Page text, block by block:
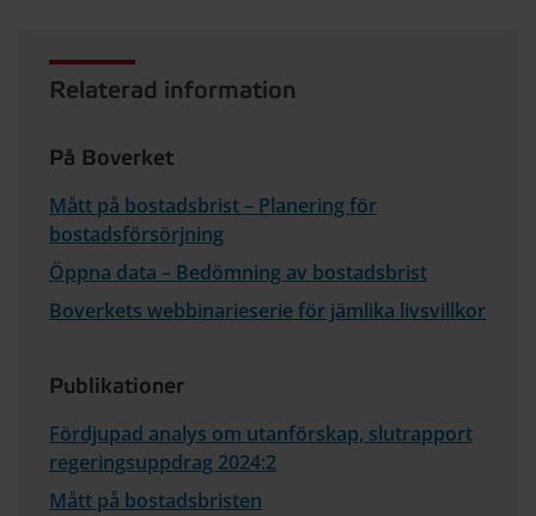
Relaterad information
På Boverket
Mått på bostadsbrist – Planering för
bostadsförsörjning
Öppna data – Bedömning av bostadsbrist
Boverkets webbinarieserie för jämlika livsvillkor
Publikationer
Fördjupad analys om utanförskap, slutrapport
regeringsuppdrag 2024:2
Mått på bostadsbristen